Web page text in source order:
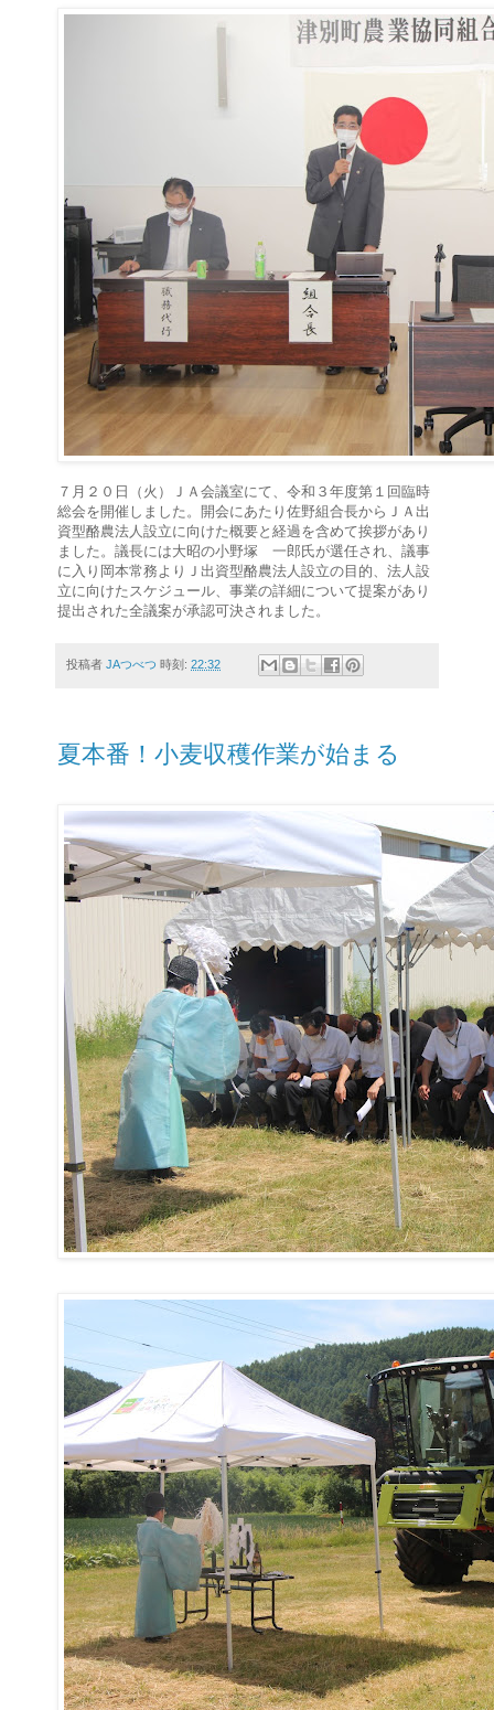
７月２０日（火）ＪＡ会議室にて、令和３年度第１回臨時
総会を開催しました。開会にあたり佐野組合長からＪＡ出
資型酪農法人設立に向けた概要と経過を含めて挨拶があり
ました。議長には大昭の小野塚 一郎氏が選任され、議事
に入り岡本常務よりＪ出資型酪農法人設立の目的、法人設
立に向けたスケジュール、事業の詳細について提案があり
提出された全議案が承認可決されました。
投稿者 JAつべつ 時刻: 22:32
夏本番！小麦収穫作業が始まる